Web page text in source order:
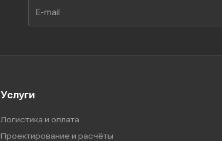
Услуги
Логистика и оплата
Проектирование и расчёты